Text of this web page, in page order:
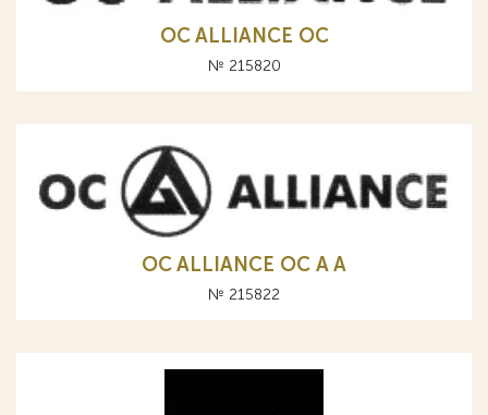
OC ALLIANCE ОС
№ 215820
OC ALLIANCE ОС A А
№ 215822